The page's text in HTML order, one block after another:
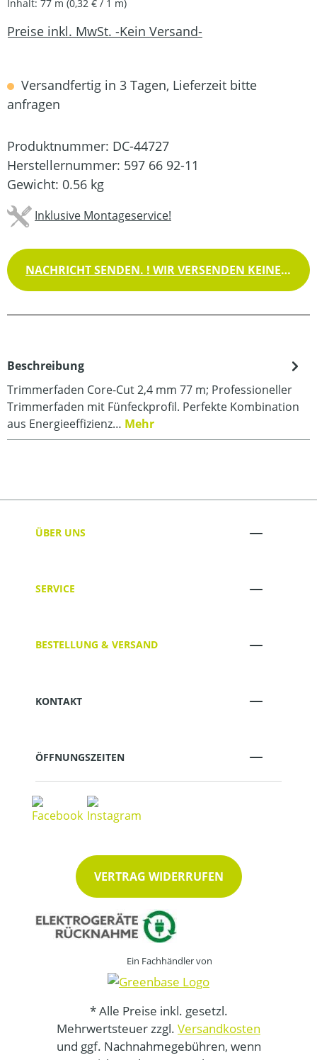
Inhalt: 77 m (0,32 € / 1 m)
Preise inkl. MwSt. -Kein Versand-
Versandfertig in 3 Tagen, Lieferzeit bitte
anfragen
Produktnummer: DC-44727
Herstellernummer: 597 66 92-11
Gewicht: 0.56 kg
Inklusive Montageservice!
NACHRICHT SENDEN. ! WIR VERSENDEN KEINE WAREN !
Beschreibung
Trimmerfaden Core-Cut 2,4 mm 77 m; Professioneller
Trimmerfaden mit Fünfeckprofil. Perfekte Kombination
aus Energieeffizienz… Mehr
ÜBER UNS
SERVICE
BESTELLUNG & VERSAND
KONTAKT
ÖFFNUNGSZEITEN
VERTRAG WIDERRUFEN
Ein Fachhändler von
* Alle Preise inkl. gesetzl.
Mehrwertsteuer zzgl. Versandkosten
und ggf. Nachnahmegebühren, wenn